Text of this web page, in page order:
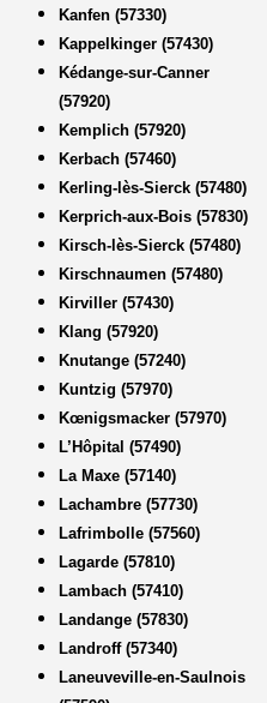
Kanfen (57330)
Kappelkinger (57430)
Kédange-sur-Canner
(57920)
Kemplich (57920)
Kerbach (57460)
Kerling-lès-Sierck (57480)
Kerprich-aux-Bois (57830)
Kirsch-lès-Sierck (57480)
Kirschnaumen (57480)
Kirviller (57430)
Klang (57920)
Knutange (57240)
Kuntzig (57970)
Kœnigsmacker (57970)
L’Hôpital (57490)
La Maxe (57140)
Lachambre (57730)
Lafrimbolle (57560)
Lagarde (57810)
Lambach (57410)
Landange (57830)
Landroff (57340)
Laneuveville-en-Saulnois